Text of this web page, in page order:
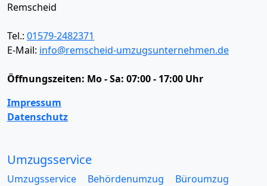
Remscheid
Tel.: 01579-2482371
E-Mail: info@remscheid-umzugsunternehmen.de
Öffnungszeiten: Mo - Sa: 07:00 - 17:00 Uhr
Impressum
Datenschutz
Umzugsservice
Umzugsservice Behördenumzug
Büroumzug